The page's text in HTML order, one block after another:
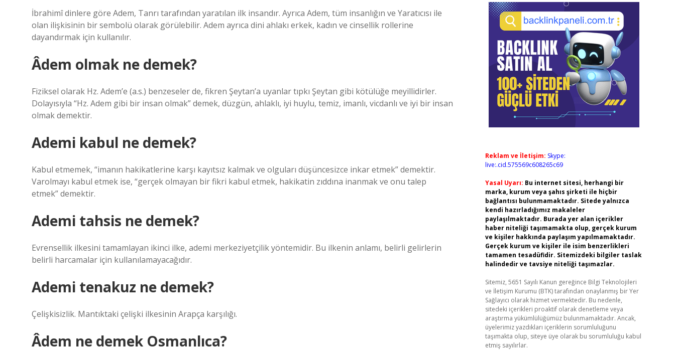
İbrahimî dinlere göre Adem, Tanrı tarafından yaratılan ilk insandır. Ayrıca Adem, tüm insanlığın ve Yaratıcısı ile
olan ilişkisinin bir sembolü olarak görülebilir. Adem ayrıca dini ahlakı erkek, kadın ve cinsellik rollerine
dayandırmak için kullanılır.
Âdem olmak ne demek?
Fiziksel olarak Hz. Adem’e (a.s.) benzeseler de, fikren Şeytan’a uyanlar tıpkı Şeytan gibi kötülüğe meyillidirler.
Dolayısıyla “Hz. Adem gibi bir insan olmak” demek, düzgün, ahlaklı, iyi huylu, temiz, imanlı, vicdanlı ve iyi bir insan
olmak demektir.
Ademi kabul ne demek?
Kabul etmemek, “imanın hakikatlerine karşı kayıtsız kalmak ve olguları düşüncesizce inkar etmek” demektir.
Varolmayı kabul etmek ise, “gerçek olmayan bir fikri kabul etmek, hakikatin zıddına inanmak ve onu talep
etmek” demektir.
Ademi tahsis ne demek?
Evrensellik ilkesini tamamlayan ikinci ilke, ademi merkeziyetçilik yöntemidir. Bu ilkenin anlamı, belirli gelirlerin
belirli harcamalar için kullanılamayacağıdır.
Ademi tenakuz ne demek?
Çelişkisizlik. Mantıktaki çelişki ilkesinin Arapça karşılığı.
Âdem ne demek Osmanlıca?
Reklam ve İletişim: Skype:
live:.cid.575569c608265c69
Yasal Uyarı: Bu internet sitesi, herhangi bir
marka, kurum veya şahıs şirketi ile hiçbir
bağlantısı bulunmamaktadır. Sitede yalnızca
kendi hazırladığımız makaleler
paylaşılmaktadır. Burada yer alan içerikler
haber niteliği taşımamakta olup, gerçek kurum
ve kişiler hakkında paylaşım yapılmamaktadır.
Gerçek kurum ve kişiler ile isim benzerlikleri
tamamen tesadüfidir. Sitemizdeki bilgiler taslak
halindedir ve tavsiye niteliği taşımazlar.
Sitemiz, 5651 Sayılı Kanun gereğince Bilgi Teknolojileri
ve İletişim Kurumu (BTK) tarafından onaylanmış bir Yer
Sağlayıcı olarak hizmet vermektedir. Bu nedenle,
sitedeki içerikleri proaktif olarak denetleme veya
araştırma yükümlülüğümüz bulunmamaktadır. Ancak,
üyelerimiz yazdıkları içeriklerin sorumluluğunu
taşımakta olup, siteye üye olarak bu sorumluluğu kabul
etmiş sayılırlar.